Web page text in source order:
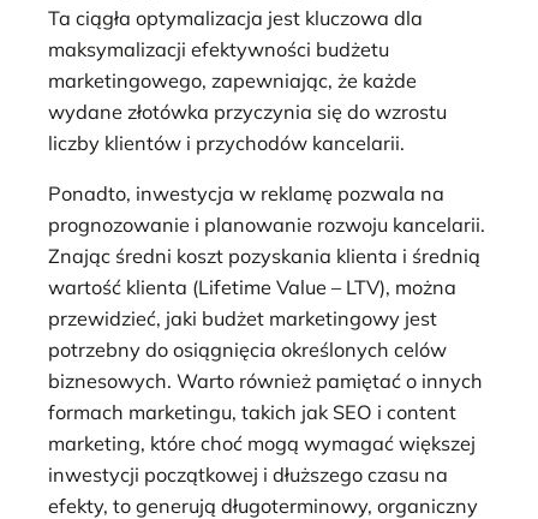
Ta ciągła optymalizacja jest kluczowa dla
maksymalizacji efektywności budżetu
marketingowego, zapewniając, że każde
wydane złotówka przyczynia się do wzrostu
liczby klientów i przychodów kancelarii.
Ponadto, inwestycja w reklamę pozwala na
prognozowanie i planowanie rozwoju kancelarii.
Znając średni koszt pozyskania klienta i średnią
wartość klienta (Lifetime Value – LTV), można
przewidzieć, jaki budżet marketingowy jest
potrzebny do osiągnięcia określonych celów
biznesowych. Warto również pamiętać o innych
formach marketingu, takich jak SEO i content
marketing, które choć mogą wymagać większej
inwestycji początkowej i dłuższego czasu na
efekty, to generują długoterminowy, organiczny